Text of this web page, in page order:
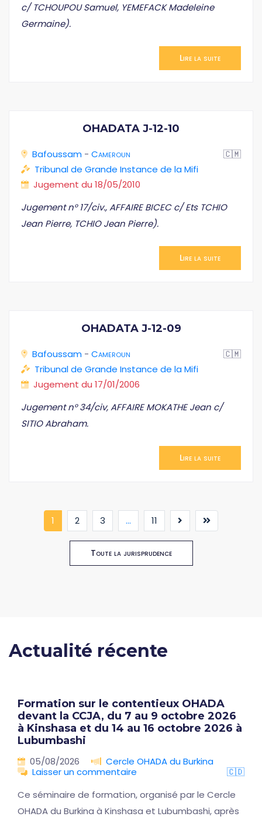
c/ TCHOUPOU Samuel, YEMEFACK Madeleine
Germaine).
Lire la suite
OHADATA J-12-10
Bafoussam - Cameroun
🇨🇲
Tribunal de Grande Instance de la Mifi
Jugement du 18/05/2010
Jugement n° 17/civ., AFFAIRE BICEC c/ Ets TCHIO
Jean Pierre, TCHIO Jean Pierre).
Lire la suite
OHADATA J-12-09
Bafoussam - Cameroun
🇨🇲
Tribunal de Grande Instance de la Mifi
Jugement du 17/01/2006
Jugement n° 34/civ, AFFAIRE MOKATHE Jean c/
SITIO Abraham.
Lire la suite
1 (current)
2 3 ... 11
Toute la jurisprudence
Actualité récente
Formation sur le contentieux OHADA
devant la CCJA, du 7 au 9 octobre 2026
à Kinshasa et du 14 au 16 octobre 2026 à
Lubumbashi
05/08/2026
Cercle OHADA du Burkina
Laisser un commentaire
🇨🇩
Ce séminaire de formation, organisé par le Cercle
OHADA du Burkina à Kinshasa et Lubumbashi, après